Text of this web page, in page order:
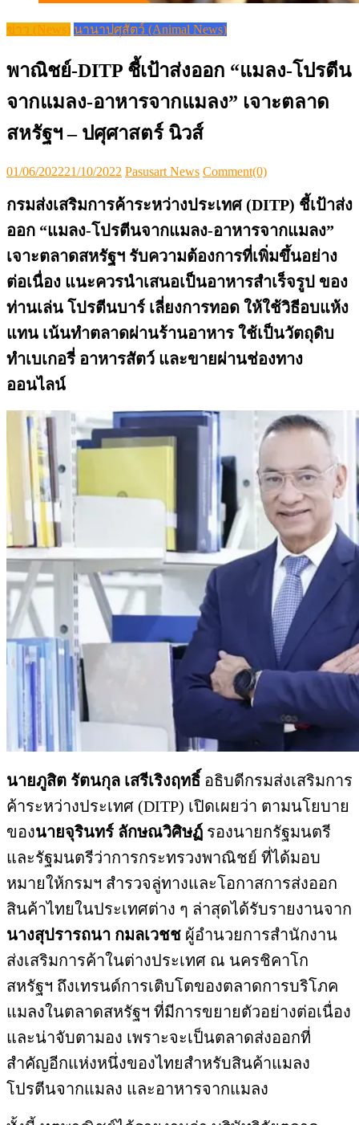
ข่าว (News) นานาปศุสัตว์ (Animal News)
พาณิชย์-DITP ชี้เป้าส่งออก “แมลง-โปรตีน
จากแมลง-อาหารจากแมลง” เจาะตลาด
สหรัฐฯ – ปศุศาสตร์ นิวส์
Posted
01/06/202221/10/2022 Author
Pasusart News Comment(0)
กรมส่งเสริมการค้าระหว่างประเทศ (DITP) ชี้เป้าส่ง
ออก “แมลง-โปรตีนจากแมลง-อาหารจากแมลง”
เจาะตลาดสหรัฐฯ รับความต้องการที่เพิ่มขึ้นอย่าง
ต่อเนื่อง แนะควรนำเสนอเป็นอาหารสำเร็จรูป ของ
ท่านเล่น โปรตีนบาร์ เลี่ยงการทอด ให้ใช้วิธีอบแห้ง
แทน เน้นทำตลาดผ่านร้านอาหาร ใช้เป็นวัตถุดิบ
ทำเบเกอรี่ อาหารสัตว์ และขายผ่านช่องทาง
ออนไลน์
นายภูสิต รัตนกุล เสรีเริงฤทธิ์ อธิบดีกรมส่งเสริมการ
ค้าระหว่างประเทศ (DITP) เปิดเผยว่า ตามนโยบาย
ของนายจุรินทร์ ลักษณวิศิษฏ์ รองนายกรัฐมนตรี
และรัฐมนตรีว่าการกระทรวงพาณิชย์ ที่ได้มอบ
หมายให้กรมฯ สำรวจลู่ทางและโอกาสการส่งออก
สินค้าไทยในประเทศต่าง ๆ ล่าสุดได้รับรายงานจาก
นางสุปรารถนา กมลเวชช ผู้อำนวยการสำนักงาน
ส่งเสริมการค้าในต่างประเทศ ณ นครชิคาโก
สหรัฐฯ ถึงเทรนด์การเติบโตของตลาดการบริโภค
แมลงในตลาดสหรัฐฯ ที่มีการขยายตัวอย่างต่อเนื่อง
และน่าจับตามอง เพราะจะเป็นตลาดส่งออกที่
สำคัญอีกแห่งหนึ่งของไทยสำหรับสินค้าแมลง
โปรตีนจากแมลง และอาหารจากแมลง